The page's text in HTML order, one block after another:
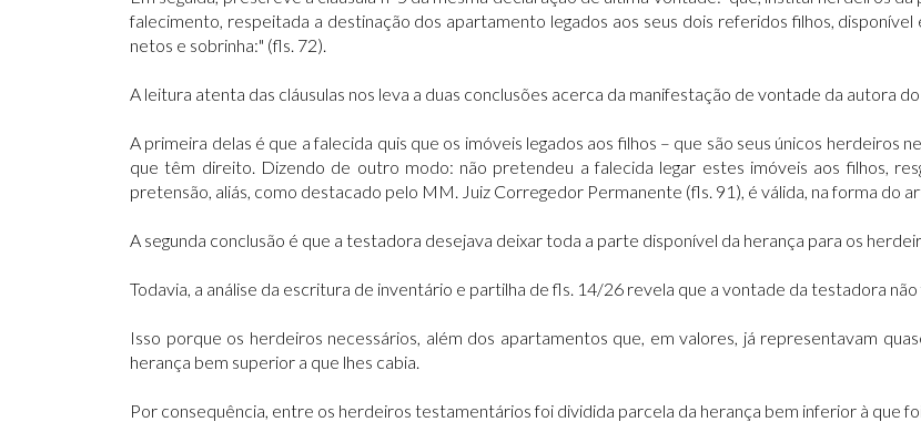
falecimento, respeitada a destinação dos apartamento legados aos seus dois referidos filhos,
netos e sobrinha:" (fls. 72).
A leitura atenta das cláusulas nos leva a duas conclusões acerca da manifestação de vontade da autora
A primeira delas é que a falecida quis que os imóveis legados aos filhos – que são seus únicos herdeiros
que têm direito. Dizendo de outro modo: não pretendeu a falecida legar estes imóveis aos filhos,
pretensão, aliás, como destacado pelo MM. Juiz Corregedor Permanente (fls. 91), é válida, na forma do
A segunda conclusão é que a testadora desejava deixar toda a parte disponível da herança para os
Todavia, a análise da escritura de inventário e partilha de fls. 14/26 revela que a vontade da testadora
Isso porque os herdeiros necessários, além dos apartamentos que, em valores, já representavam
herança bem superior a que lhes cabia.
Por consequência, entre os herdeiros testamentários foi dividida parcela da herança bem inferior à que